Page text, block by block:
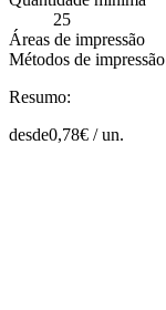
25
Áreas de impressão
Métodos de impressão
Resumo:
desde0,78€ /un.